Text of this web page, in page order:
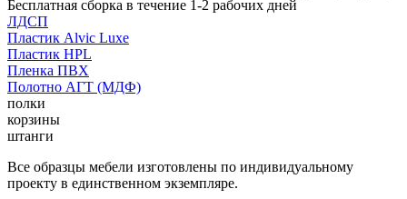
Бесплатная сборка в течение 1-2 рабочих дней
ЛДСП
Пластик Alvic Luxe
Пластик HPL
Пленка ПВХ
Полотно АГТ (МДФ)
полки
корзины
штанги
Все образцы мебели изготовлены по индивидуальному
проекту в единственном экземпляре.